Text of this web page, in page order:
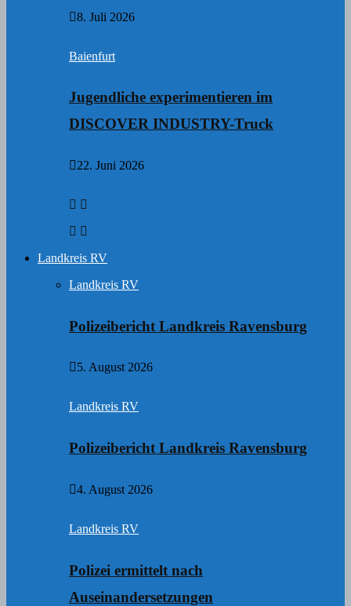
8. Juli 2026
Baienfurt
Jugendliche experimentieren im
DISCOVER INDUSTRY-Truck
22. Juni 2026
Landkreis RV
Landkreis RV
Polizeibericht Landkreis Ravensburg
5. August 2026
Landkreis RV
Polizeibericht Landkreis Ravensburg
4. August 2026
Landkreis RV
Polizei ermittelt nach
Auseinandersetzungen